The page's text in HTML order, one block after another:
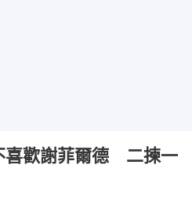
喜歡謝菲爾德 二揀一